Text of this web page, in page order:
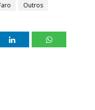
Outros